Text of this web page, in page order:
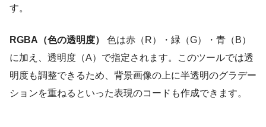
す。
RGBA（色の透明度）
色は赤（R）・緑（G）・青（B）
に加え、透明度（A）で指定されます。このツールでは透
明度も調整できるため、背景画像の上に半透明のグラデー
ションを重ねるといった表現のコードも作成できます。